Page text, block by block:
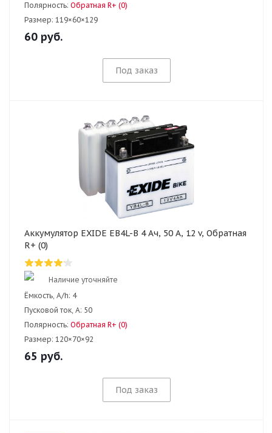
Полярность: Обратная R+ (0)
Размер: 119×60×129
60 руб.
Под заказ
Аккумулятор EXIDE EB4L-B 4 Ач, 50 А, 12 v, Обратная
R+ (0)
Наличие уточняйте
Ёмкость, A/h: 4
Пусковой ток, А: 50
Полярность: Обратная R+ (0)
Размер: 120×70×92
65 руб.
Под заказ